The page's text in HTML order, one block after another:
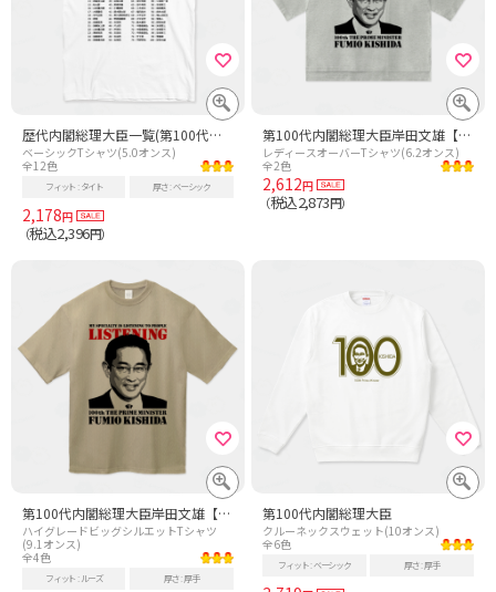
歴代内閣総理大臣一覧(第100代岸田文雄まで)
ベーシックTシャツ(5.0オンス)
全12色
フィット タイト 厚さ ベーシック
2,178円
（税込2,396円）
第100代内閣総理大臣岸田文雄【時事・政治】
レディースオーバーTシャツ(6.2オンス)
全2色
2,612円
（税込2,873円）
第100代内閣総理大臣岸田文雄【時事・政治】
ハイグレードビッグシルエットTシャツ
(9.1オンス)
全4色
フィット ルーズ 厚さ 厚手
第100代内閣総理大臣
クルーネックスウェット(10オンス)
全6色
フィット ベーシック 厚さ 厚手